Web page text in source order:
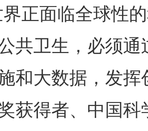
面临全球性的
共卫生，必须
和大数据，发挥
获得者、中国